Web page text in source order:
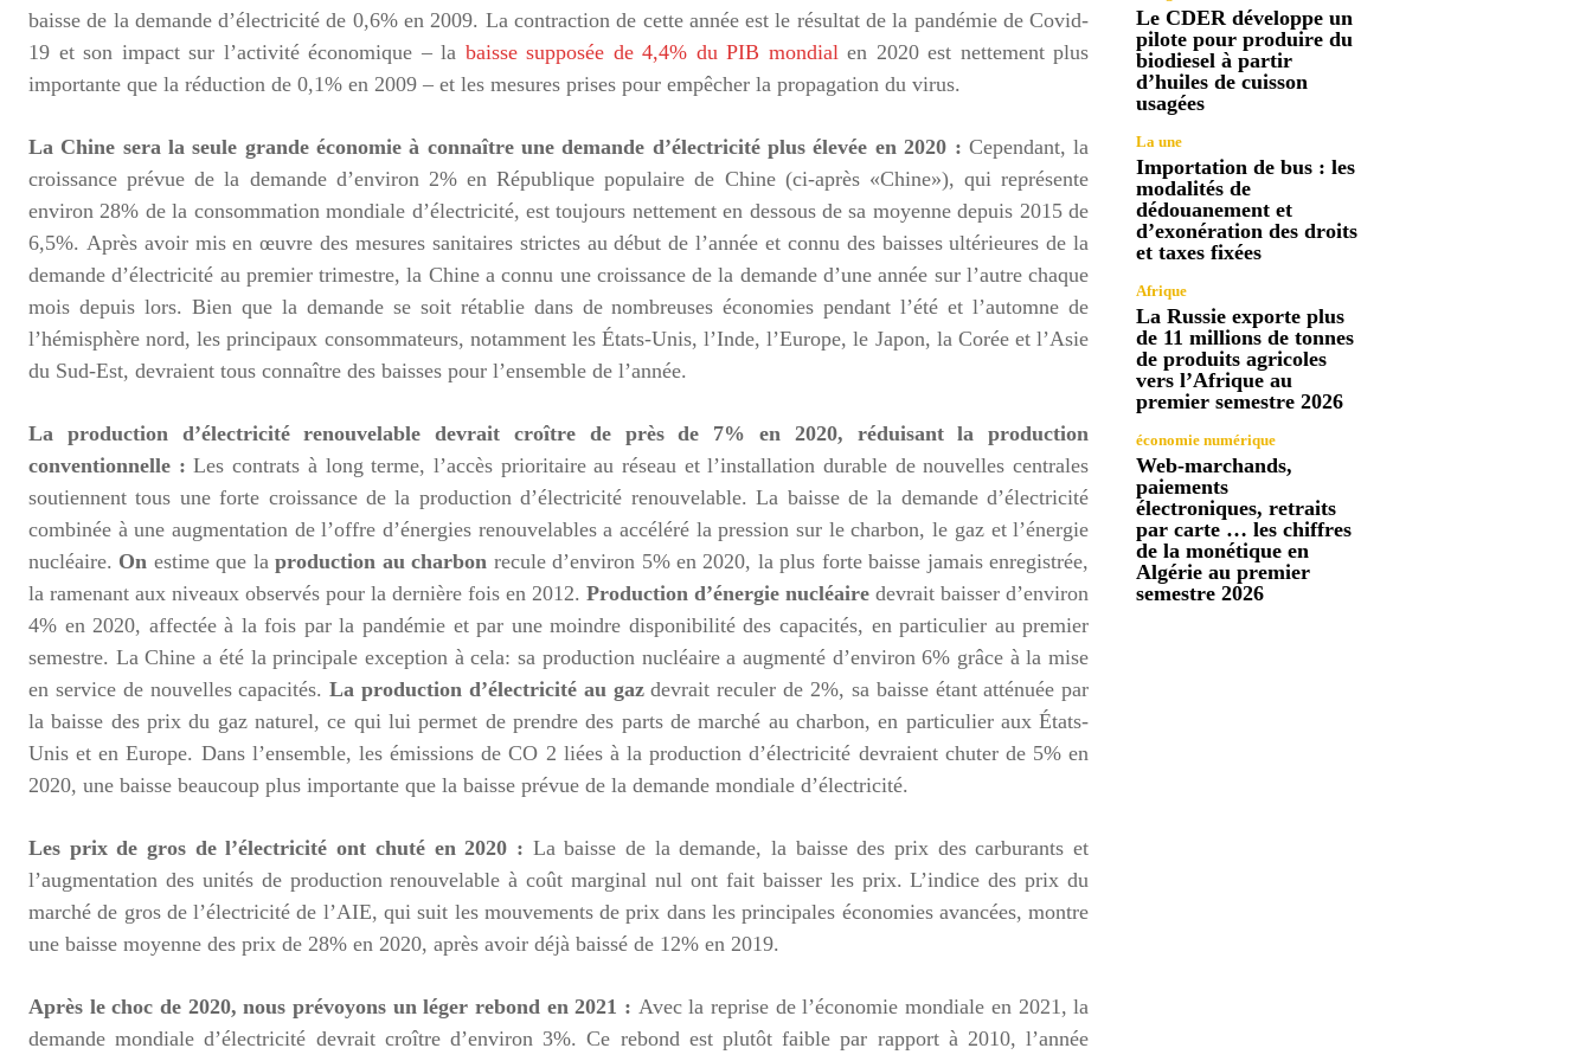
baisse de la demande d’électricité de 0,6% en 2009. La contraction de cette année est le résultat de la pandémie de Covid-
19 et son impact sur l’activité économique – la baisse supposée de 4,4% du PIB mondial en 2020 est nettement plus
importante que la réduction de 0,1% en 2009 – et les mesures prises pour empêcher la propagation du virus.
La Chine sera la seule grande économie à connaître une demande d’électricité plus élevée en 2020 : Cependant, la
croissance prévue de la demande d’environ 2% en République populaire de Chine (ci-après «Chine»), qui représente
environ 28% de la consommation mondiale d’électricité, est toujours nettement en dessous de sa moyenne depuis 2015 de
6,5%. Après avoir mis en œuvre des mesures sanitaires strictes au début de l’année et connu des baisses ultérieures de la
demande d’électricité au premier trimestre, la Chine a connu une croissance de la demande d’une année sur l’autre chaque
mois depuis lors. Bien que la demande se soit rétablie dans de nombreuses économies pendant l’été et l’automne de
l’hémisphère nord, les principaux consommateurs, notamment les États-Unis, l’Inde, l’Europe, le Japon, la Corée et l’Asie
du Sud-Est, devraient tous connaître des baisses pour l’ensemble de l’année.
La production d’électricité renouvelable devrait croître de près de 7% en 2020, réduisant la production
conventionnelle :Les contrats à long terme, l’accès prioritaire au réseau et l’installation durable de nouvelles centrales
soutiennent tous une forte croissance de la production d’électricité renouvelable. La baisse de la demande d’électricité
combinée à une augmentation de l’offre d’énergies renouvelables a accéléré la pression sur le charbon, le gaz et l’énergie
nucléaire. On estime que laproduction au charbon recule d’environ 5% en 2020, la plus forte baisse jamais enregistrée,
la ramenant aux niveaux observés pour la dernière fois en 2012.Production d’énergie nucléairedevrait baisser d’environ
4% en 2020, affectée à la fois par la pandémie et par une moindre disponibilité des capacités, en particulier au premier
semestre. La Chine a été la principale exception à cela: sa production nucléaire a augmenté d’environ 6% grâce à la mise
en service de nouvelles capacités.La production d’électricité au gazdevrait reculer de 2%, sa baisse étant atténuée par
la baisse des prix du gaz naturel, ce qui lui permet de prendre des parts de marché au charbon, en particulier aux États-
Unis et en Europe. Dans l’ensemble, les émissions de CO 2 liées à la production d’électricité devraient chuter de 5% en
2020, une baisse beaucoup plus importante que la baisse prévue de la demande mondiale d’électricité.
Les prix de gros de l’électricité ont chuté en 2020 : La baisse de la demande, la baisse des prix des carburants et
l’augmentation des unités de production renouvelable à coût marginal nul ont fait baisser les prix. L’indice des prix du
marché de gros de l’électricité de l’AIE, qui suit les mouvements de prix dans les principales économies avancées, montre
une baisse moyenne des prix de 28% en 2020, après avoir déjà baissé de 12% en 2019.
Après le choc de 2020, nous prévoyons un léger rebond en 2021 : Avec la reprise de l’économie mondiale en 2021, la
demande mondiale d’électricité devrait croître d’environ 3%. Ce rebond est plutôt faible par rapport à 2010, l’année
Le CDER développe un
pilote pour produire du
biodiesel à partir
d’huiles de cuisson
usagées
La une
Importation de bus : les
modalités de
dédouanement et
d’exonération des droits
et taxes fixées
Afrique
La Russie exporte plus
de 11 millions de tonnes
de produits agricoles
vers l’Afrique au
premier semestre 2026
économie numérique
Web-marchands,
paiements
électroniques, retraits
par carte … les chiffres
de la monétique en
Algérie au premier
semestre 2026